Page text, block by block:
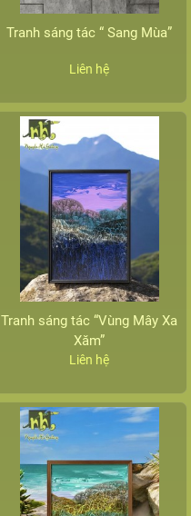
Tranh sáng tác “ Sang Mùa”
Liên hệ
Tranh sáng tác “Vùng Mây Xa
Xăm”
Liên hệ